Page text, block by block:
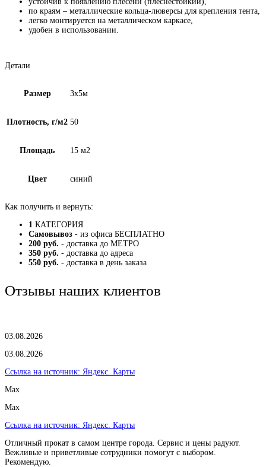
по краям – металлические кольца-люверсы для крепления тента,
легко монтируется на металлическом каркасе,
удобен в использовании.
Детали
Размер 3х5м
Плотность, г/м2 50
Площадь 15 м2
Цвет синий
Как получить и вернуть:
1 КАТЕГОРИЯ
Самовывоз - из офиса БЕСПЛАТНО
200 руб. - доставка до МЕТРО
350 руб. - доставка до адреса
550 руб. - доставка в день заказа
Отзывы наших клиентов
03.08.2026
03.08.2026
Ссылка на источник: Яндекс. Карты
Max
Max
Ссылка на источник: Яндекс. Карты
Отличный прокат в самом центре города. Сервис и цены радуют.
Вежливые и приветливые сотрудники помогут с выбором.
Рекомендую.